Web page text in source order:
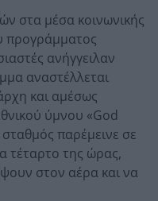
στα μέσα κοινωνικής
προγράμματος
ανήγγειλαν
αναστέλλεται
και αμέσως
ύμνου «God
παρέμεινε σε
τέταρτο της ώρας,
στον αέρα και να